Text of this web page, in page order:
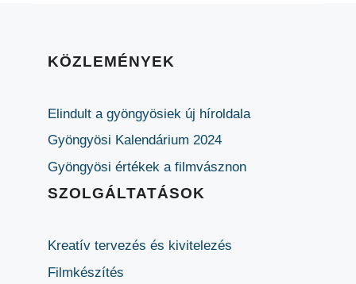
KÖZLEMÉNYEK
Elindult a gyöngyösiek új híroldala
Gyöngyösi Kalendárium 2024
Gyöngyösi értékek a filmvásznon
SZOLGÁLTATÁSOK
Kreatív tervezés és kivitelezés
Filmkészítés